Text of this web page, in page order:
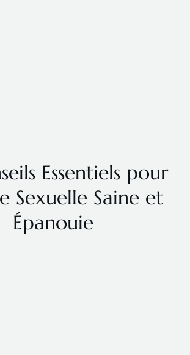
Essentiels pour
Sexuelle Saine et
Épanouie